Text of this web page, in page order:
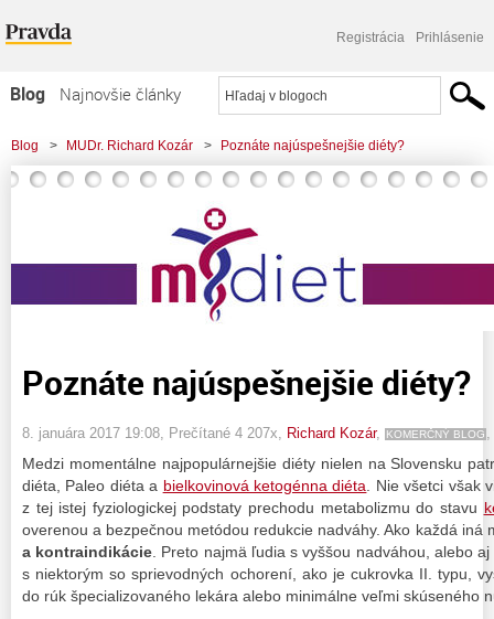
Registrácia Prihlásenie
Blog
Najnovšie články
Najčítanejšie články
Najkomentovanejšie články
Komerčné blogy
Blog > MUDr. Richard Kozár > Poznáte najúspešnejšie diéty?
Poznáte najúspešnejšie diéty?
8. januára 2017 19:08 , Prečítané 4 207x, Richard Kozár, KOMERČNÝ BLOG
Medzi momentálne najpopulárnejšie diéty nielen na Slovensku
diéta, Paleo diéta a bielkovinová ketogénna diéta . Nie všetci však
z tej istej fyziologickej podstaty prechodu metabolizmu do stavu
overenou a bezpečnou metódou redukcie nadváhy. Ako každá iná
a kontraindikácie . Preto najmä ľudia s vyššou nadváhou, alebo
s niektorým so sprievodných ochorení, ako je cukrovka II. typu,
do rúk špecializovaného lekára alebo minimálne veľmi skúseného